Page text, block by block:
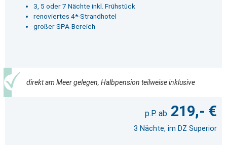
3, 5 oder 7 Nächte inkl. Frühstück
renoviertes 4*-Strandhotel
großer SPA-Bereich
direkt am Meer gelegen, Halbpension teilweise inklusive
219,- €
3 Nächte, im DZ Superior